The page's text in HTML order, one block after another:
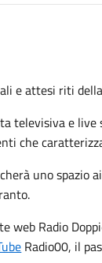
e attesi riti
televisiva e
che
uno
web Radio
Radio00, il